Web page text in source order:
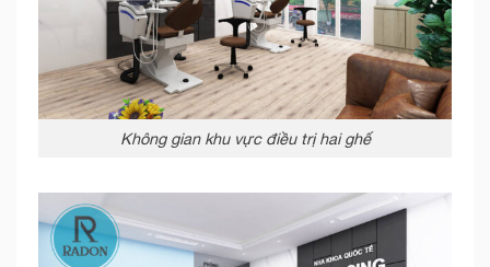
Không gian khu vực điều trị hai ghế